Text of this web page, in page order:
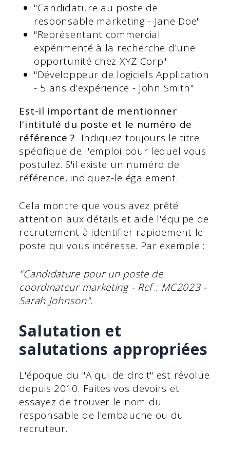
"Candidature au poste de
responsable marketing - Jane Doe"
"Représentant commercial
expérimenté à la recherche d'une
opportunité chez XYZ Corp"
"Développeur de logiciels Application
- 5 ans d'expérience - John Smith"
Est-il important de mentionner
l'intitulé du poste et le numéro de
référence ? Indiquez toujours le titre
spécifique de l'emploi pour lequel vous
postulez. S'il existe un numéro de
référence, indiquez-le également.
Cela montre que vous avez prêté
attention aux détails et aide l'équipe de
recrutement à identifier rapidement le
poste qui vous intéresse. Par exemple :
"Candidature pour un poste de
coordinateur marketing - Ref : MC2023 -
Sarah Johnson".
Salutation et
salutations appropriées
L'époque du "A qui de droit" est révolue
depuis 2010. Faites vos devoirs et
essayez de trouver le nom du
responsable de l'embauche ou du
recruteur.